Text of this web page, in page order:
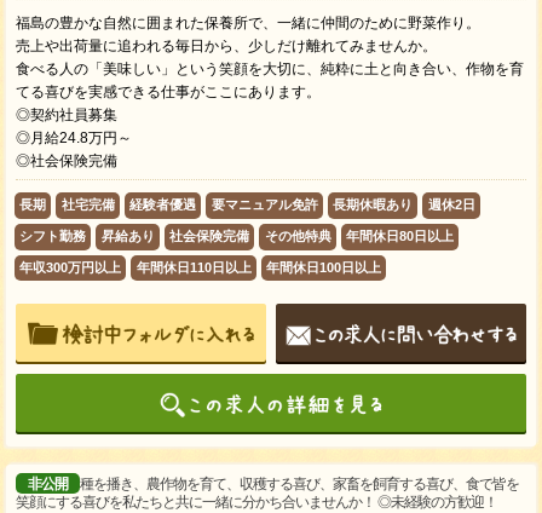
福島の豊かな自然に囲まれた保養所で、一緒に仲間のために野菜作り。
売上や出荷量に追われる毎日から、少しだけ離れてみませんか。
食べる人の「美味しい」という笑顔を大切に、純粋に土と向き合い、作物を育
てる喜びを実感できる仕事がここにあります。
◎契約社員募集
◎月給24.8万円～
◎社会保険完備
長期 社宅完備 経験者優遇 要マニュアル免許 長期休暇あり 週休2日
シフト勤務 昇給あり 社会保険完備 その他特典 年間休日80日以上
年収300万円以上 年間休日110日以上 年間休日100日以上
非公開
種を播き、農作物を育て、収穫する喜び、家畜を飼育する喜び、食で皆を
笑顔にする喜びを私たちと共に一緒に分かち合いませんか！ ◎未経験の方歓迎！